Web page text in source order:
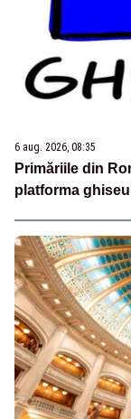
6 aug. 2026, 08:35
Primăriile din
platforma